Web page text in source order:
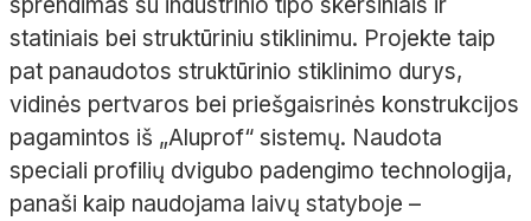
sprendimas su industrinio tipo skersiniais ir
statiniais bei struktūriniu stiklinimu. Projekte taip
pat panaudotos struktūrinio stiklinimo durys,
vidinės pertvaros bei priešgaisrinės konstrukcijos
pagamintos iš „Aluprof“ sistemų. Naudota
speciali profilių dvigubo padengimo technologija,
panaši kaip naudojama laivų statyboje –